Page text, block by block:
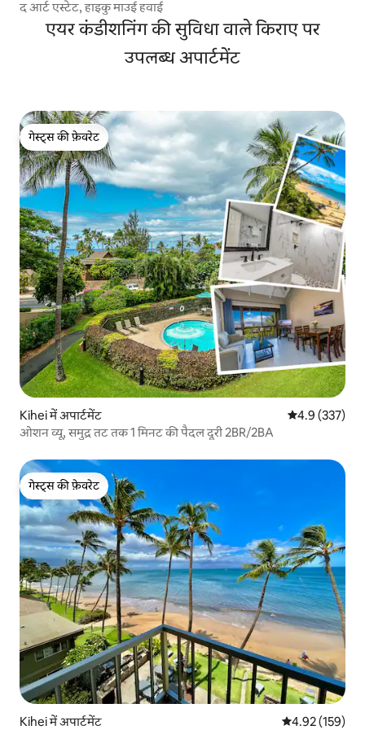
द आर्ट एस्टेट, हाइकु माउई हवाई
एयर कंडीशनिंग की सुविधा वाले किराए पर
उपलब्ध अपार्टमेंट
गेस्ट्स की फ़ेवरेट
गेस्ट्स की फ़ेवरेट
Kihei में अपार्टमेंट औसत रेटिंग 5 में
4.9 (337)
ओशन व्यू, समुद्र तट तक 1 मिनट की पैदल दूरी 2BR/2BA
गेस्ट्स की फ़ेवरेट
गेस्ट्स की फ़ेवरेट
Kihei में अपार्टमेंट औसत रेटिंग 5 में से
4.92 (159)